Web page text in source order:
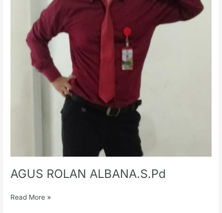
AGUS ROLAN ALBANA.S.Pd
Read More »